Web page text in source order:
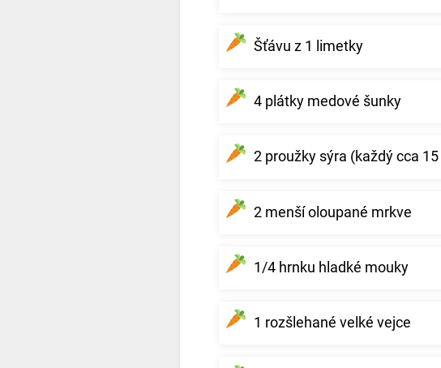
Šťávu z 1 limetky
4 plátky medové šunky
2 proužky sýra (každý cca
2 menší oloupané mrkve
1/4 hrnku hladké mouky
1 rozšlehané velké vejce